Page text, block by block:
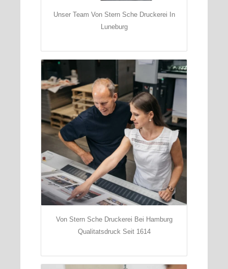
Unser Team Von Stern Sche Druckerei In
Luneburg
Von Stern Sche Druckerei Bei Hamburg
Qualitatsdruck Seit 1614